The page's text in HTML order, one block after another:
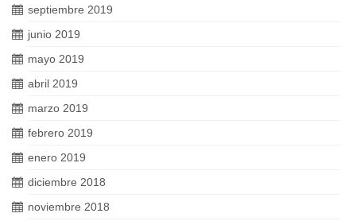
septiembre 2019
junio 2019
mayo 2019
abril 2019
marzo 2019
febrero 2019
enero 2019
diciembre 2018
noviembre 2018